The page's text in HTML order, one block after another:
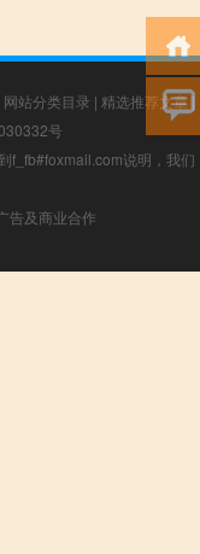
网站分类目录 | 精选推荐文章|
号
f_fb#foxmail.com说明，我们
告及商业合作